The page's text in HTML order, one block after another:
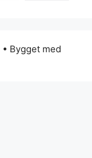
• Bygget med